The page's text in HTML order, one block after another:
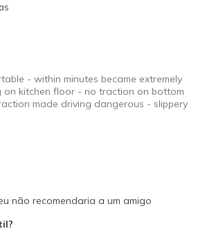
Shoes are for Wearing
- within minutes became extremely
on kitchen floor - no traction on bottom
made driving dangerous - slippery
não recomendaria a um amigo